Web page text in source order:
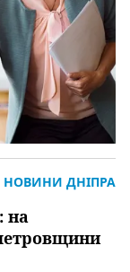
на
НОВИНИ ДНІПРА